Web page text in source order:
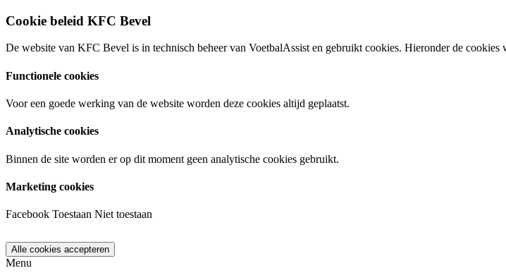
Cookie beleid KFC Bevel
De website van KFC Bevel is in technisch beheer van VoetbalAssist en gebruikt cookies. Hieronder de
Functionele cookies
Voor een goede werking van de website worden deze cookies altijd geplaatst.
Analytische cookies
Binnen de site worden er op dit moment geen analytische cookies gebruikt.
Marketing cookies
Facebook Toestaan Niet toestaan
Menu